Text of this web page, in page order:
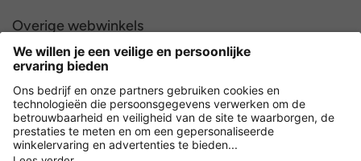
Overige webwinkels
Nederland
Versleuteling met